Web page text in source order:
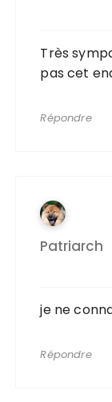
Très
pas cet
Répondre
Patriarch
je ne
Répondre